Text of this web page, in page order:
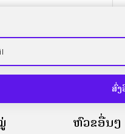
ສົ່ງ
ຫົວຂໍ້ອື່ນໆ